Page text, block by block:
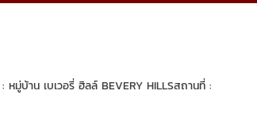
บ้าน เบเวอรี่ ฮิลล์ BEVERY HILLSสถานที่ :